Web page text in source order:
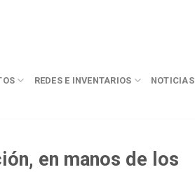
REDES E INVENTARIOS NOTICIAS
en manos de los